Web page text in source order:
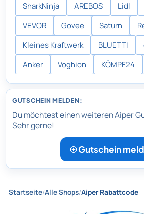
SharkNinja AREBOS Lidl
VEVOR
Govee Saturn
Kleines Kraftwerk
BLUETTI
Anker
Voghion KÖMPF24
GUTSCHEIN MELDEN:
Du möchtest einen weiteren Aiper
Sehr gerne!
Gutschein
Startseite/Alle Shops/Aiper Rabattcode